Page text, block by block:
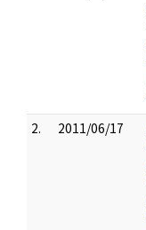
2.
2011/06/17